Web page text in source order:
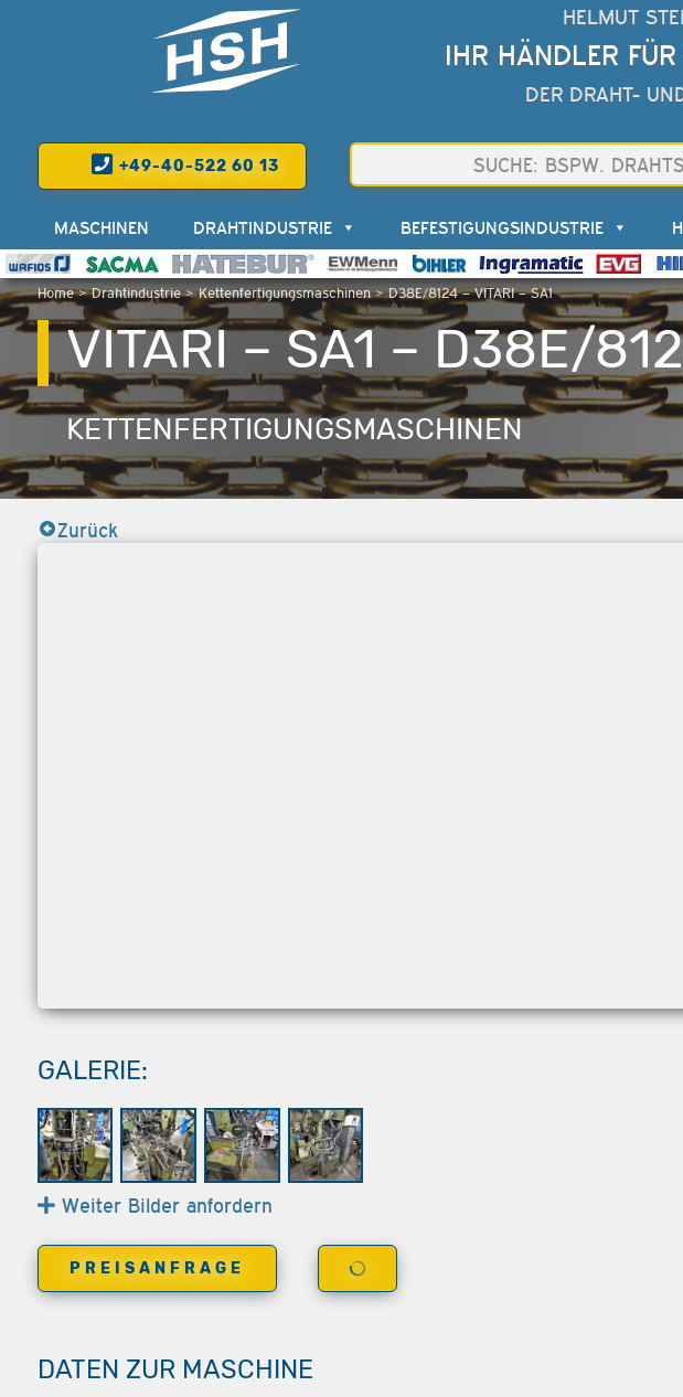
HELMUT
IHR HÄNDLER
DER DRAHT-
+49-40-522 60 13
Home>Drahtindustrie>Kettenfertigungsmaschinen>D38E/8124 – VITARI – SA1
MASCHINEN DRAHTINDUSTRIE BEFESTIGUNGSINDUSTRIE
VITARI – SA1 – D38E/
KETTENFERTIGUNGSMASCHINEN
Zurück
GALERIE:
Weiter Bilder anfordern
PREISANFRAGE
DATEN ZUR MASCHINE